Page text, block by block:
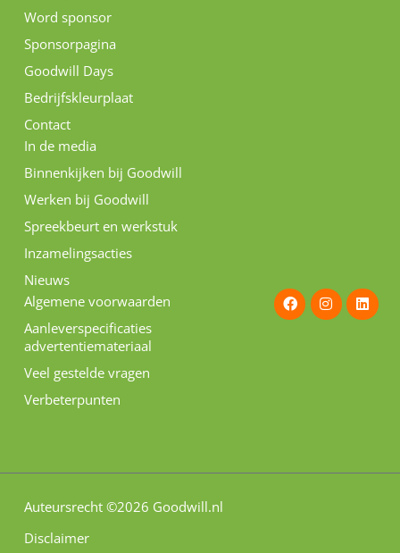
Word sponsor
Sponsorpagina
Goodwill Days
Bedrijfskleurplaat
Contact
In de media
Binnenkijken bij Goodwill
Werken bij Goodwill
Spreekbeurt en werkstuk
Inzamelingsacties
Nieuws
Algemene voorwaarden
Aanleverspecificaties
advertentiemateriaal
Veel gestelde vragen
Verbeterpunten
F
a
c
I
n
s
L
i
n
Auteursrecht ©2026 Goodwill.nl
Disclaimer